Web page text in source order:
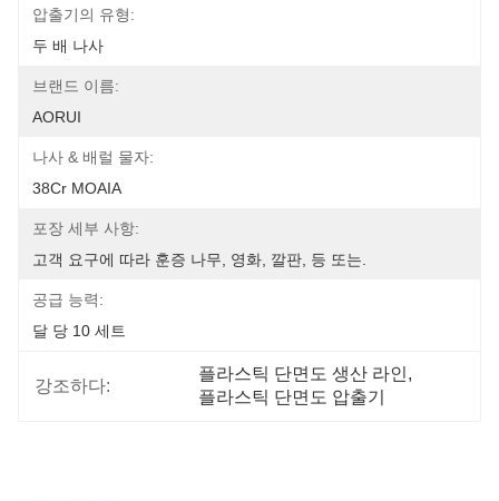
압출기의 유형:
두 배 나사
브랜드 이름:
AORUI
나사 & 배럴 물자:
38Cr MOAIA
포장 세부 사항:
고객 요구에 따라 훈증 나무, 영화, 깔판, 등 또는.
공급 능력:
달 당 10 세트
강조하다:
플라스틱 단면도 생산 라인,
플라스틱 단면도 압출기